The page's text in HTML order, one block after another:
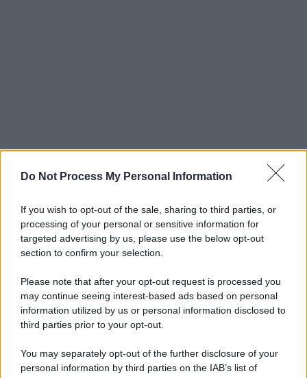
Do Not Process My Personal Information
If you wish to opt-out of the sale, sharing to third parties, or
processing of your personal or sensitive information for
targeted advertising by us, please use the below opt-out
section to confirm your selection.
Please note that after your opt-out request is processed you
may continue seeing interest-based ads based on personal
information utilized by us or personal information disclosed to
third parties prior to your opt-out.
You may separately opt-out of the further disclosure of your
personal information by third parties on the IAB’s list of